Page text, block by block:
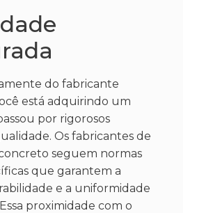
do fabricante
está adquirindo um
por rigorosos
Os fabricantes de
seguem normas
que garantem a
e a uniformidade
proximidade com o